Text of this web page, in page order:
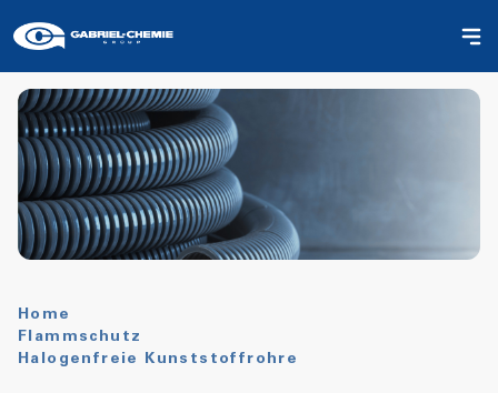
Home
Flammschutz
Halogenfreie Kunststoffrohre